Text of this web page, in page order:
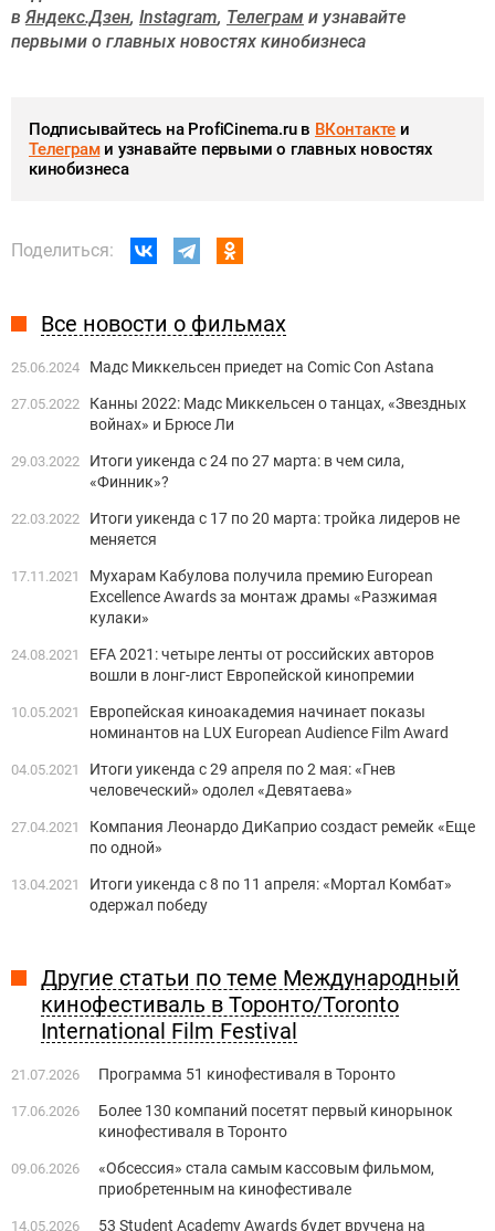
вЯндекс.Дзен, Instagram, Телеграм и узнавайте
первыми о главных новостях кинобизнеса
Подписывайтесь на ProfiCinema.ru в ВКонтакте и
Телеграми узнавайте первыми о главных новостях
кинобизнеса
Поделиться:
Все новости о фильмах
25.06.2024 Мадс Миккельсен приедет на Comic Con Astana
27.05.2022
Канны 2022: Мадс Миккельсен о танцах, «Звездных
войнах» и Брюсе Ли
29.03.2022
Итоги уикенда с 24 по 27 марта: в чем сила,
«Финник»?
22.03.2022
Итоги уикенда с 17 по 20 марта: тройка лидеров не
меняется
17.11.2021
Мухарам Кабулова получила премию European
Excellence Awards за монтаж драмы «Разжимая
кулаки»
24.08.2021
EFA 2021: четыре ленты от российских авторов
вошли в лонг-лист Европейской кинопремии
10.05.2021
Европейская киноакадемия начинает показы
номинантов на LUX European Audience Film Award
04.05.2021
Итоги уикенда с 29 апреля по 2 мая: «Гнев
человеческий» одолел «Девятаева»
27.04.2021
Компания Леонардо ДиКаприо создаст ремейк «Еще
по одной»
13.04.2021
Итоги уикенда с 8 по 11 апреля: «Мортал Комбат»
одержал победу
Другие статьи по теме Международный
кинофестиваль в Торонто/Toronto
International Film Festival
21.07.2026 Программа 51 кинофестиваля в Торонто
17.06.2026
Более 130 компаний посетят первый кинорынок
кинофестиваля в Торонто
09.06.2026
«Обсессия» стала самым кассовым фильмом,
приобретенным на кинофестивале
14.05.2026
53 Student Academy Awards будет вручена на